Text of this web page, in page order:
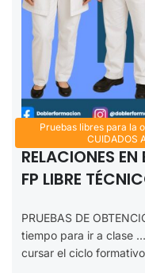
Pruebas libres para la
CUIDADOS
RELACIONES
FP LIBRE
PRUEBAS DE
tiempo para ir a clase
cursar el ciclo